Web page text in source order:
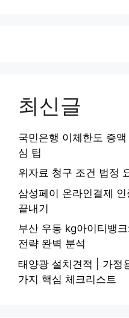
최신글
국민은행 이체한도 증
심 팁
위자료 청구 조건 법정
삼성페이 온라인결제
끝내기
부산 우동 kg아이티뱅
전략 완벽 분석
태양광 설치견적 | 가정
가지 핵심 체크리스트